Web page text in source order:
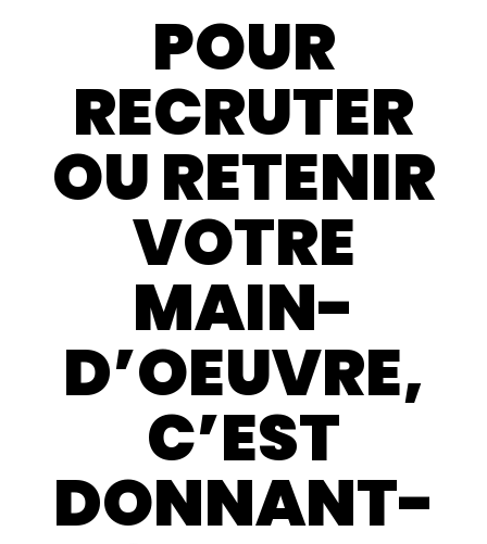
POUR
RECRUTER
OU RETENIR
VOTRE
MAIN-
D’OEUVRE,
C’EST
DONNANT-